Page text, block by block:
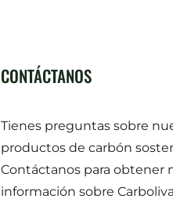
CONTÁCTANOS
Tienes preguntas sobre
productos de carbón
Contáctanos para obtener
información sobre